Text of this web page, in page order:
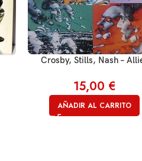
Crosby, Stills, Nash –
15,00 €
AÑADIR AL CARRITO